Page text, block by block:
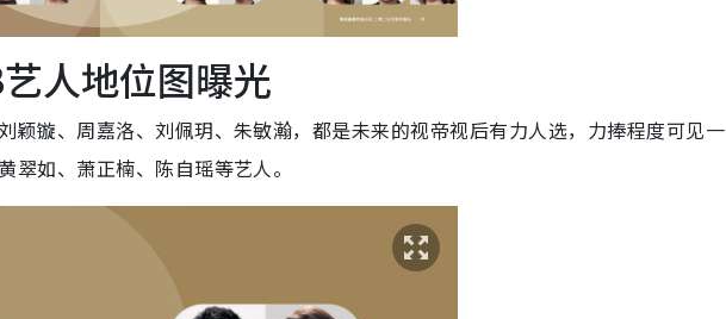
人地位图曝光
颖镟、周嘉洛、刘佩玥、朱敏瀚，都是未来的视帝视后有力人选，力捧程度可见一
翠如、萧正楠、陈自瑶等艺人。